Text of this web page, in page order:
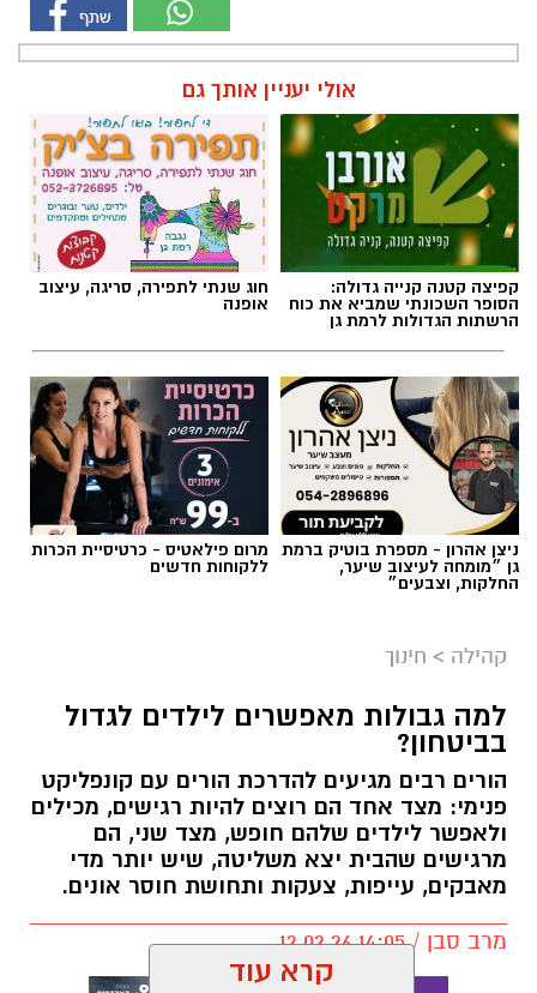
אולי יעניין אותך גם
קפיצה קטנה קנייה גדולה:
הסופר השכונתי שמביא את כוח
הרשתות הגדולות לרמת גן
חוג שנתי לתפירה, סריגה, עיצוב
אופנה
ניצן אהרון - מספרת בוטיק ברמת
גן ״מומחה לעיצוב שיער,
החלקות, וצבעים״
מרום פילאטיס - כרטיסיית הכרות
ללקוחות חדשים
קהילה > חינוך
למה גבולות מאפשרים לילדים לגדול
בביטחון?
הורים רבים מגיעים להדרכת הורים עם קונפליקט
פנימי: מצד אחד הם רוצים להיות רגישים, מכילים
ולאפשר לילדים שלהם חופש, מצד שני, הם
מרגישים שהבית יצא משליטה, שיש יותר מדי
מאבקים, עייפות, צעקות ותחושת חוסר אונים.
מרב סבן / 14:05 12.02.26
קרא עוד